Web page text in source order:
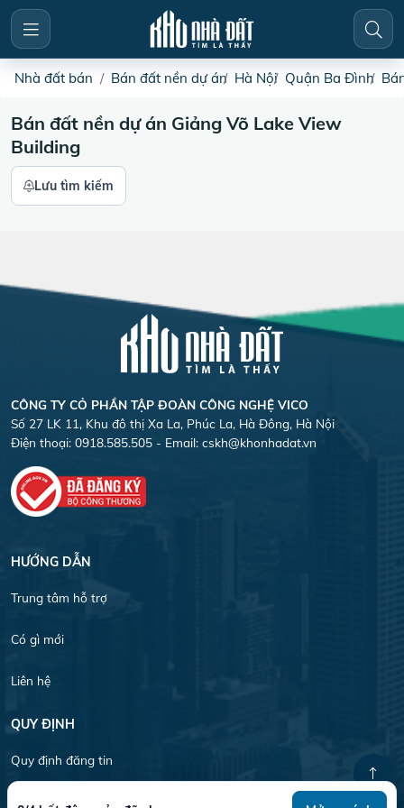
Nhà đất bán Bán đất nền dự án Hà Nội Quận Ba Đình
Bán đất nền dự án Giảng Võ Lake View
Building
Lưu tìm kiếm
CÔNG TY CỎ PHẦN TẬP ĐOÀN CÔNG NGHỆ VICO
Số 27 LK 11, Khu đô thị Xa La, Phúc La, Hà Đông, Hà Nội
Điện thoại: 0918.585.505 - Email: cskh@khonhadat.vn
HƯỚNG DẪN
Trung tâm hỗ trợ
Có gì mới
Liên hệ
QUY ĐỊNH
Quy định đăng tin
Quy chế hoạt động